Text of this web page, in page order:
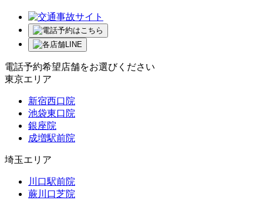
電話予約希望店舗をお選びください
東京エリア
新宿西口院
池袋東口院
銀座院
成増駅前院
埼玉エリア
川口駅前院
蕨川口芝院